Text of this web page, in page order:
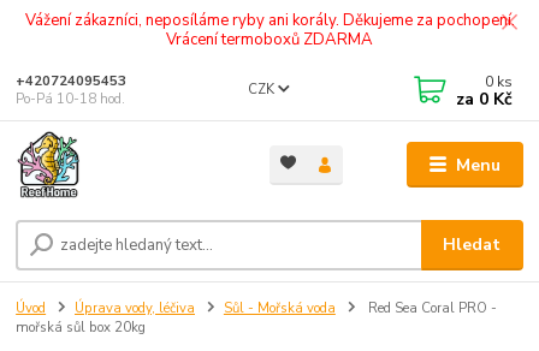
Vážení zákazníci, neposíláme ryby ani korály. Děkujeme za pochopení.
Vrácení termoboxů ZDARMA
Menu
CZK
Hledat
+420724095453
Po-Pá 10-18 hod.
0 ks
za 0 Kč
Úvod Úprava vody, léčiva Sůl - Mořská voda
Red Sea Coral PRO -
mořská sůl box 20kg